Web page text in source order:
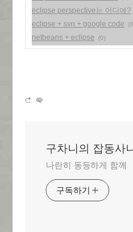
eclipse perspective는 어디에?
eclipse + svn + google code
netbeans + eclipse (0)
구차니의 잡동사
나란히 동등하게 함께
구독하기